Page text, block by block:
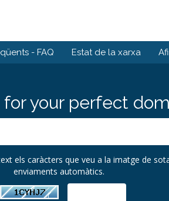
- FAQ Estat de la xarxa
your perfect
els caràcters que veu a la imatge de
enviaments automàtics.